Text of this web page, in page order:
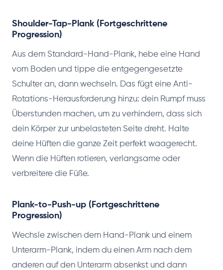
Shoulder-Tap-Plank (Fortgeschrittene
Progression)
Aus dem Standard-Hand-Plank, hebe eine Hand
vom Boden und tippe die entgegengesetzte
Schulter an, dann wechseln. Das fügt eine Anti-
Rotations-Herausforderung hinzu: dein Rumpf muss
Überstunden machen, um zu verhindern, dass sich
dein Körper zur unbelasteten Seite dreht. Halte
deine Hüften die ganze Zeit perfekt waagerecht.
Wenn die Hüften rotieren, verlangsame oder
verbreitere die Füße.
Plank-to-Push-up (Fortgeschrittene
Progression)
Wechsle zwischen dem Hand-Plank und einem
Unterarm-Plank, indem du einen Arm nach dem
anderen auf den Unterarm absenkst und dann